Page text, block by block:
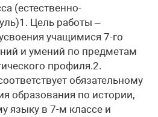
(естественно-
Цель работы –
учащимися 7-го
и умений по предметам
профиля.2.
обязательному
образования по истории,
языку в 7-м классе и